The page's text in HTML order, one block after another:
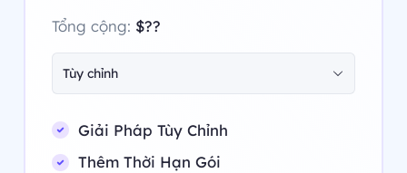
Tổng cộng: $??
Tùy chỉnh
Giải Pháp Tùy Chỉnh
Thêm Thời Hạn Gói